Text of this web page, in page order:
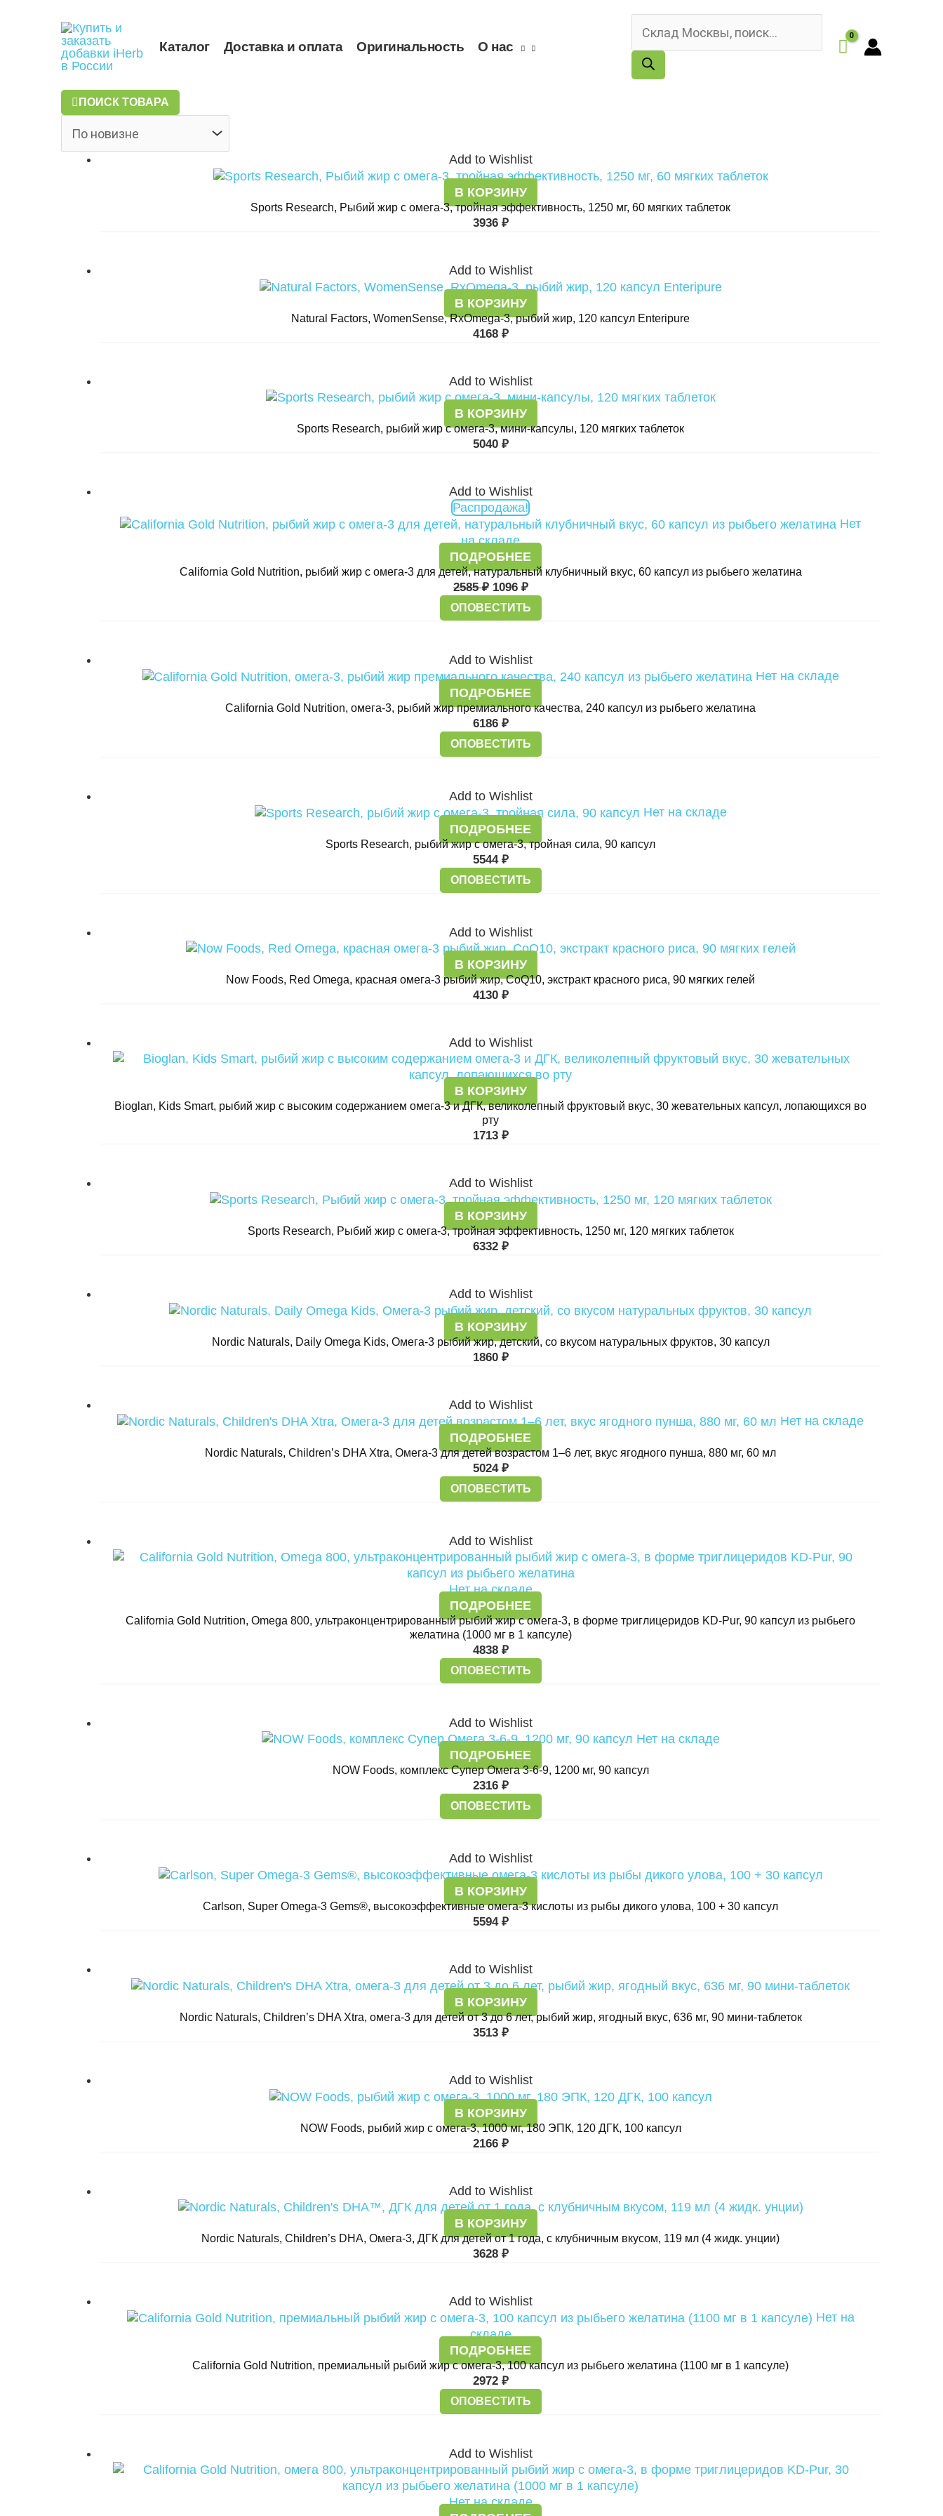
содержимому
Каталог Доставка и оплата Оригинальность О нас
Поиск
товаров
ПОИСК ТОВАРА
Add to Wishlist
В КОРЗИНУ
Sports Research, Рыбий жир с омега-3, тройная эффективность, 1250 мг, 60 мягких таблеток
3936 ₽
Add to Wishlist
В КОРЗИНУ
Natural Factors, WomenSense, RxOmega-3, рыбий жир, 120 капсул Enteripure
4168 ₽
Add to Wishlist
В КОРЗИНУ
Sports Research, рыбий жир с омега-3, мини-капсулы, 120 мягких таблеток
5040 ₽
Add to Wishlist
Распродажа!
Нет
на складе
ПОДРОБНЕЕ
California Gold Nutrition, рыбий жир с омега-3 для детей, натуральный клубничный вкус, 60 капсул из рыбьего желатина
2585₽
Первоначальная
цена
составляла
2585 ₽.
1096 ₽
Текущая
цена:
1096 ₽.
ОПОВЕСТИТЬ
Add to Wishlist
Нет на складе
ПОДРОБНЕЕ
California Gold Nutrition, омега-3, рыбий жир премиального качества, 240 капсул из рыбьего желатина
6186 ₽
ОПОВЕСТИТЬ
Add to Wishlist
Нет на складе
ПОДРОБНЕЕ
Sports Research, рыбий жир с омега-3, тройная сила, 90 капсул
5544 ₽
ОПОВЕСТИТЬ
Add to Wishlist
В КОРЗИНУ
Now Foods, Red Omega, красная омега-3 рыбий жир, CoQ10, экстракт красного риса, 90 мягких гелей
4130 ₽
Add to Wishlist
В КОРЗИНУ
Bioglan, Kids Smart, рыбий жир с высоким содержанием омега-3 и ДГК, великолепный фруктовый вкус, 30 жевательных капсул, лопающихся во
рту
1713 ₽
Add to Wishlist
В КОРЗИНУ
Sports Research, Рыбий жир с омега-3, тройная эффективность, 1250 мг, 120 мягких таблеток
6332 ₽
Add to Wishlist
В КОРЗИНУ
Nordic Naturals, Daily Omega Kids, Омега-3 рыбий жир, детский, со вкусом натуральных фруктов, 30 капсул
1860 ₽
Add to Wishlist
Нет на складе
ПОДРОБНЕЕ
Nordic Naturals, Children’s DHA Xtra, Омега-3 для детей возрастом 1–6 лет, вкус ягодного пунша, 880 мг, 60 мл
5024 ₽
ОПОВЕСТИТЬ
Add to Wishlist
Нет на складе
ПОДРОБНЕЕ
California Gold Nutrition, Omega 800, ультраконцентрированный рыбий жир с омега-3, в форме триглицеридов KD-Pur, 90 капсул из рыбьего
желатина (1000 мг в 1 капсуле)
4838 ₽
ОПОВЕСТИТЬ
Add to Wishlist
Нет на складе
ПОДРОБНЕЕ
NOW Foods, комплекс Супер Омега 3-6-9, 1200 мг, 90 капсул
2316 ₽
ОПОВЕСТИТЬ
Add to Wishlist
В КОРЗИНУ
Carlson, Super Omega-3 Gems®, высокоэффективные омега-3 кислоты из рыбы дикого улова, 100 + 30 капсул
5594 ₽
Add to Wishlist
В КОРЗИНУ
Nordic Naturals, Children’s DHA Xtra, омега-3 для детей от 3 до 6 лет, рыбий жир, ягодный вкус, 636 мг, 90 мини-таблеток
3513 ₽
Add to Wishlist
В КОРЗИНУ
NOW Foods, рыбий жир с омега-3, 1000 мг, 180 ЭПК, 120 ДГК, 100 капсул
2166 ₽
Add to Wishlist
В КОРЗИНУ
Nordic Naturals, Children’s DHA, Омега-3, ДГК для детей от 1 года, с клубничным вкусом, 119 мл (4 жидк. унции)
3628 ₽
Add to Wishlist
Нет на
складе
ПОДРОБНЕЕ
California Gold Nutrition, премиальный рыбий жир с омега-3, 100 капсул из рыбьего желатина (1100 мг в 1 капсуле)
2972 ₽
ОПОВЕСТИТЬ
Add to Wishlist
Нет на складе